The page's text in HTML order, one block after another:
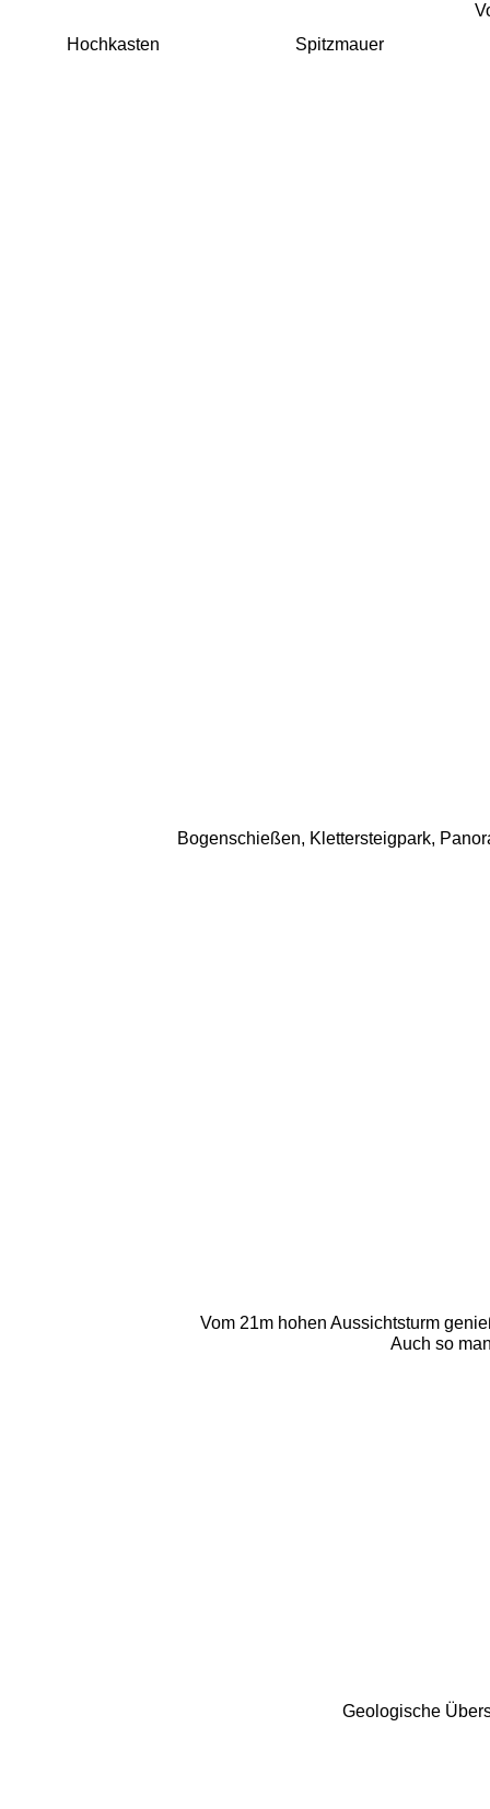
Spitzmauer
Hochkasten
Bogenschießen, Klettersteigpark,
Vom 21m hohen Aussichtsturm
Auch so
Geologische